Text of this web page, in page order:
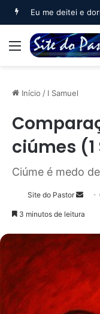
Eu me deitei e
Menu
Início / I Samuel
ciúmes (1
Ciúme é medo
Site do Pastor
mail
3 minutos de leitura